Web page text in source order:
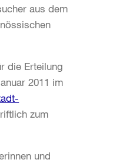
aus dem
die Erteilung
2011 im
zum
und